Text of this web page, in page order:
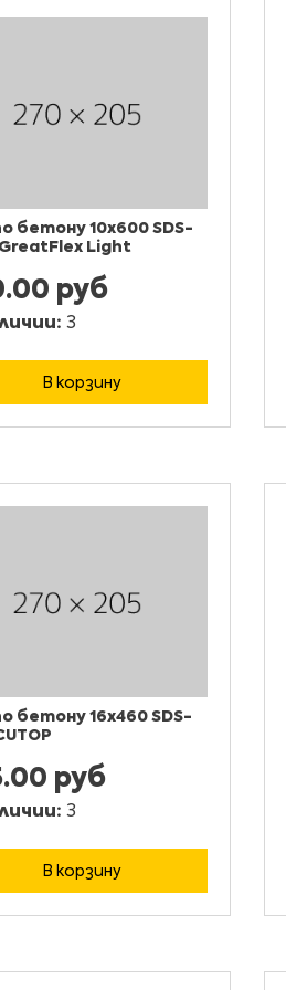
бетону 10x600 SDS-
GreatFlex Light
руб
3
В корзину
бетону 16x460 SDS-
руб
3
В корзину